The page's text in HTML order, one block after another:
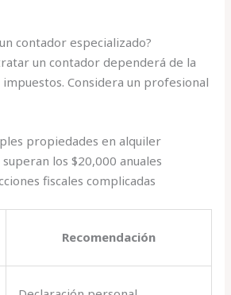
contador especializado?
un contador dependerá de la
Considera un profesional
propiedades en alquiler
los $20,000 anuales
fiscales complicadas
Recomendación